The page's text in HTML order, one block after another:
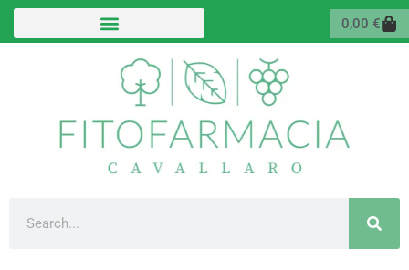
Vai
0,00 €